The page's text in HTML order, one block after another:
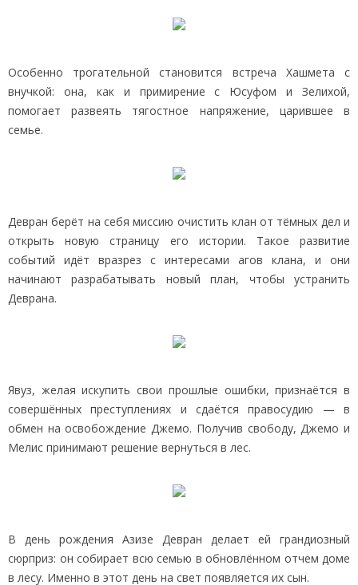
Особенно трогательной становится встреча Хашмета с
внучкой: она, как и примирение с Юсуфом и Зелихой,
помогает развеять тягостное напряжение, царившее в
семье.
Девран берёт на себя миссию очистить клан от тёмных дел и
открыть новую страницу его истории. Такое развитие
событий идёт вразрез с интересами агов клана, и они
начинают разрабатывать новый план, чтобы устранить
Деврана.
Явуз, желая искупить свои прошлые ошибки, признаётся в
совершённых преступлениях и сдаётся правосудию — в
обмен на освобождение Джемо. Получив свободу, Джемо и
Мелис принимают решение вернуться в лес.
В день рождения Азизе Девран делает ей грандиозный
сюрприз: он собирает всю семью в обновлённом отчем доме
в лесу. Именно в этот день на свет появляется их сын.